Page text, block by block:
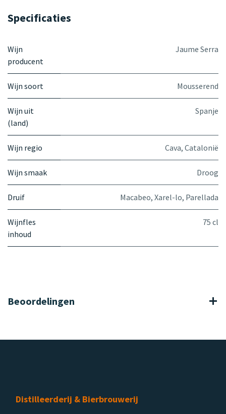
Specificaties
Wijn
producent
Jaume Serra
Wijn soort Mousserend
Wijn uit
(land)
Spanje
Wijn regio Cava, Catalonië
Wijn smaak Droog
Druif Macabeo, Xarel-lo, Parellada
Wijnfles
inhoud
75 cl
Beoordelingen
Distilleerderij & Bierbrouwerij